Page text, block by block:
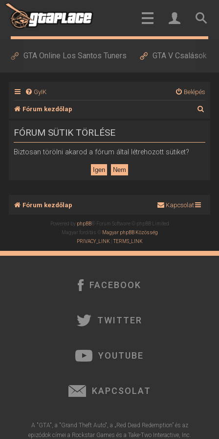
GTA Online Los Santos Tuners GTA V Csalások
GyIK Belépés
Fórum kezdőlap
FÓRUM SÜTIK TÖRLÉSE
Biztosan törölni akarod a fórum által létrehozott sütiket?
Fórum kezdőlap Kapcsolat
Powered by phpBB® Forum Software © phpBB Limited
Magyar fordítás © Magyar phpBB Közösség
PRIVACY_LINK |TERMS_LINK
FACEBOOK
TWITTER
YOUTUBE
KAPCSOLAT
A "GTA", a "Grand Theft Auto", a „Red Dead Redemption” és az
epizódok címei a Rockstar Games és a Take-Two Interactive, Inc.